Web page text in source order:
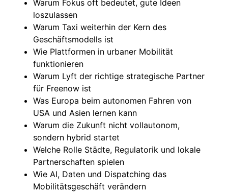
Warum Fokus oft bedeutet, gute Ideen
loszulassen
Warum Taxi weiterhin der Kern des
Geschäftsmodells ist
Wie Plattformen in urbaner Mobilität
funktionieren
Warum Lyft der richtige strategische Partner
für Freenow ist
Was Europa beim autonomen Fahren von
USA und Asien lernen kann
Warum die Zukunft nicht vollautonom,
sondern hybrid startet
Welche Rolle Städte, Regulatorik und lokale
Partnerschaften spielen
Wie AI, Daten und Dispatching das
Mobilitätsgeschäft verändern